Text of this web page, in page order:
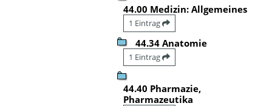
44.00 Medizin: Allgemeines
1 Eintrag
44.34 Anatomie
1 Eintrag
44.40 Pharmazie,
Pharmazeutika